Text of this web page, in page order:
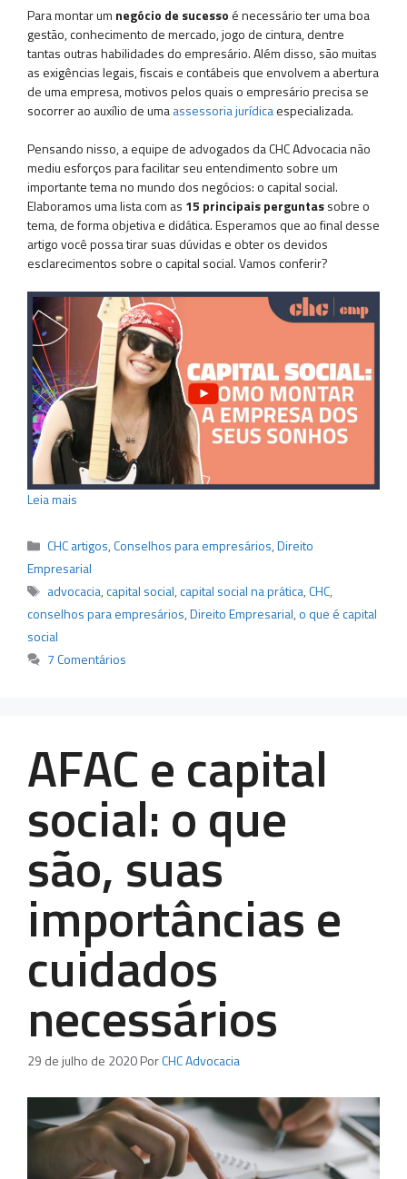
Para montar um negócio de sucesso é necessário ter uma boa
gestão, conhecimento de mercado, jogo de cintura, dentre
tantas outras habilidades do empresário. Além disso, são muitas
as exigências legais, fiscais e contábeis que envolvem a abertura
de uma empresa, motivos pelos quais o empresário precisa se
socorrer ao auxílio de umaassessoria jurídicaespecializada.
Pensando nisso, a equipe de advogados da CHC Advocacia não
mediu esforços para facilitar seu entendimento sobre um
importante tema no mundo dos negócios: o capital social.
Elaboramos uma lista com as 15 principais perguntassobre o
tema, de forma objetiva e didática. Esperamos que ao final desse
artigo você possa tirar suas dúvidas e obter os devidos
esclarecimentos sobre o capital social. Vamos conferir?
Leia mais
Categorias
CHC artigos,Conselhos para empresários,Direito
Empresarial
Tags
advocacia,capital social,capital social na prática,CHC,
conselhos para empresários,Direito Empresarial,o que é capital
social
7 Comentários
AFAC e capital
social: o que
são, suas
importâncias e
cuidados
necessários
29 de julho de 2020PorCHC Advocacia